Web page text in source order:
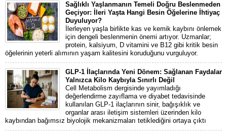
Sağlıklı Yaşlanmanın Temeli Doğru Beslenmeden
Geçiyor: İleri Yaşta Hangi Besin Öğelerine İhtiyaç
Duyuluyor?
İlerleyen yaşla birlikte kas ve kemik kaybını önlemek
için dengeli beslenmenin önemi artıyor. Uzmanlar;
protein, kalsiyum, D vitamini ve B12 gibi kritik besin
öğelerinin yeterli alımının yaşam kalitesini koruduğunu vurguluyor.
GLP-1 İlaçlarında Yeni Dönem: Sağlanan Faydalar
Yalnızca Kilo Kaybıyla Sınırlı Değil
Cell Metabolism dergisinde yayımladığı
değerlendirme zayıflama ve diyabet tedavisinde
kullanılan GLP-1 ilaçlarının sinir, bağışıklık ve
organlar arası iletişim sistemleri üzerinden kilo
kaybından bağımsız biyolojik mekanizmaları tetiklediğini ortaya çıktı